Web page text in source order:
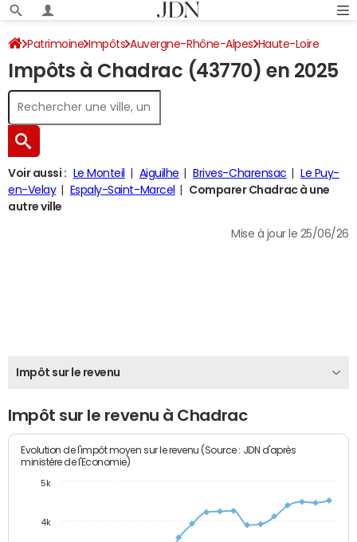
Patrimoine Impôts Auvergne-Rhône-Alpes Haute-Loire
Chadrac Impôt sur le revenu
Impôts à Chadrac (43770) en 2025
Voir aussi : Le Monteil Aiguilhe Brives-Charensac
Le Puy-
en-Velay
Espaly-Saint-Marcel
Comparer Chadrac à une
autre ville
Mise à jour le 25/06/26
Impôt sur le revenu
Impôt sur le revenu à Chadrac
Evolution de l'impôt moyen sur le revenu (Source : JDN d'après
ministère de l'Economie)
4k
5k